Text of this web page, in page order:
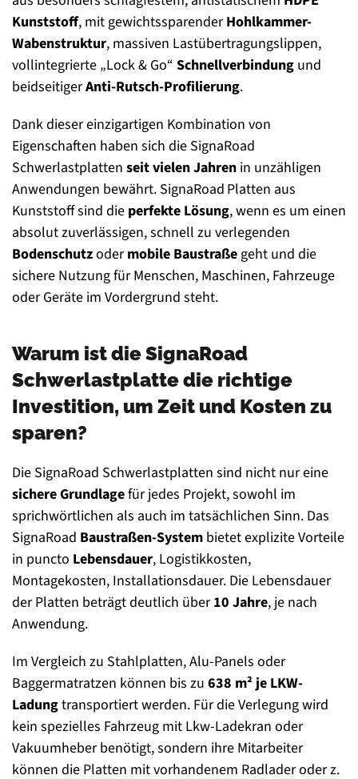
Kunststoff, mit gewichtssparenderHohlkammer-
Wabenstruktur, massiven Lastübertragungslippen,
vollintegrierte „Lock & Go“ Schnellverbindung und
beidseitigerAnti-Rutsch-Profilierung.
Dank dieser einzigartigen Kombination von
Eigenschaften haben sich die SignaRoad
Schwerlastplatten seit vielen Jahren in unzähligen
Anwendungen bewährt. SignaRoad Platten aus
Kunststoff sind die perfekte Lösung, wenn es um einen
absolut zuverlässigen, schnell zu verlegenden
Bodenschutzodermobile Baustraße geht und die
sichere Nutzung für Menschen, Maschinen, Fahrzeuge
oder Geräte im Vordergrund steht.
Warum ist die SignaRoad
Schwerlastplatte die richtige
Investition, um Zeit und Kosten zu
sparen?
Die SignaRoad Schwerlastplatten sind nicht nur eine
sichere Grundlagefür jedes Projekt, sowohl im
sprichwörtlichen als auch im tatsächlichen Sinn. Das
SignaRoad Baustraßen-System bietet explizite Vorteile
in puncto Lebensdauer, Logistikkosten,
Montagekosten, Installationsdauer. Die Lebensdauer
der Platten beträgt deutlich über10 Jahre, je nach
Anwendung.
Im Vergleich zu Stahlplatten, Alu-Panels oder
Baggermatratzen können bis zu 638 m² je LKW-
Ladungtransportiert werden. Für die Verlegung wird
kein spezielles Fahrzeug mit Lkw-Ladekran oder
Vakuumheber benötigt, sondern ihre Mitarbeiter
können die Platten mit vorhandenem Radlader oder z.